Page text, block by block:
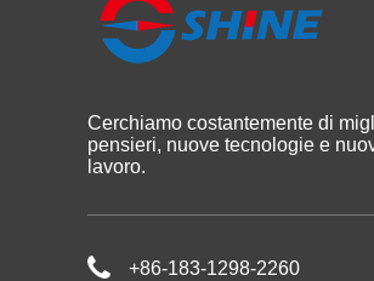
Cerchiamo costantemente di
pensieri, nuove tecnologie e
lavoro.
+86-183-1298-2260